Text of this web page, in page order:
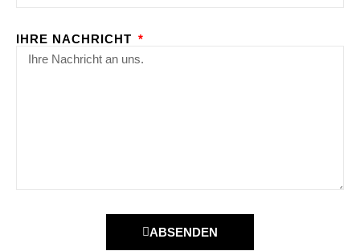
IHRE NACHRICHT
ABSENDEN